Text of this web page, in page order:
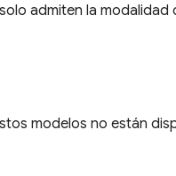
admiten la
modelos no están